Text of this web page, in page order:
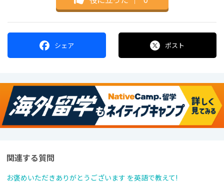
シェア ポスト
関連する質問
お褒めいただきありがとうございます を英語で教えて!